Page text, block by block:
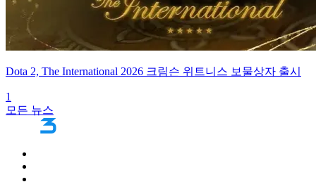
Dota 2, The International 2026 크림슨 위트니스 보물상자 출시
1
모든 뉴스